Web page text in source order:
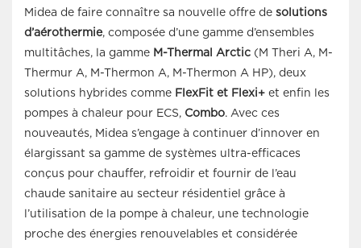
Midea de faire connaître sa nouvelle offre de solutions
d’aérothermie, composée d’une gamme d’ensembles
multitâches, la gamme M-Thermal Arctic (M Theri A, M-
Thermur A, M-Thermon A, M-Thermon A HP), deux
solutions hybrides comme FlexFit et Flexi+ et enfin les
pompes à chaleur pour ECS, Combo. Avec ces
nouveautés, Midea s’engage à continuer d’innover en
élargissant sa gamme de systèmes ultra-efficaces
conçus pour chauffer, refroidir et fournir de l’eau
chaude sanitaire au secteur résidentiel grâce à
l’utilisation de la pompe à chaleur, une technologie
proche des énergies renouvelables et considérée